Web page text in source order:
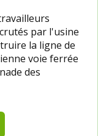
par l'usine
la ligne de
voie ferrée
des